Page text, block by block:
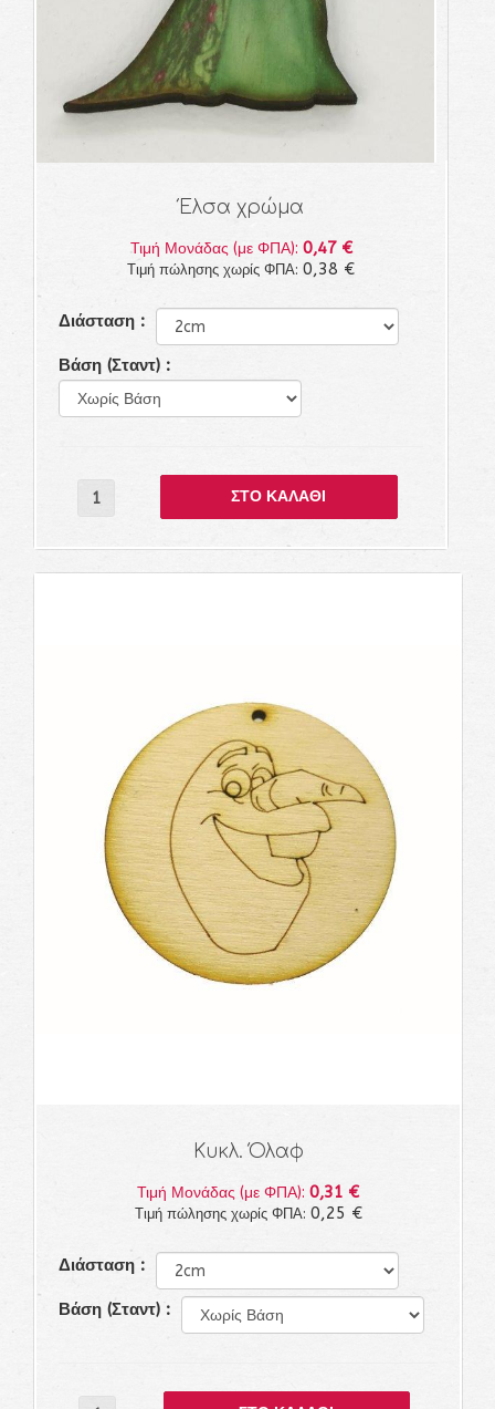
Έλσα χρώμα
Τιμή Μονάδας (με ΦΠΑ): 0,47 €
Τιμή πώλησης χωρίς ΦΠΑ: 0,38 €
Διάσταση :
Βάση (Σταντ) :
Κυκλ. Όλαφ
Τιμή Μονάδας (με ΦΠΑ): 0,31 €
Τιμή πώλησης χωρίς ΦΠΑ: 0,25 €
Διάσταση :
Βάση (Σταντ) :